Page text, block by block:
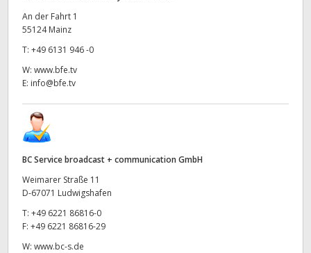
An der Fahrt 1
55124 Mainz
T: +49 6131 946 -0
W: www.bfe.tv
E: info@bfe.tv
BC Service broadcast + communication GmbH
Weimarer Straße 11
D-67071 Ludwigshafen
T: +49 6221 86816-0
F: +49 6221 86816-29
W: www.bc-s.de